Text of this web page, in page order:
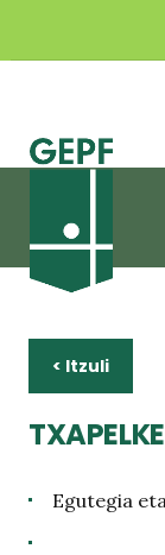
< Itzuli
Egutegia